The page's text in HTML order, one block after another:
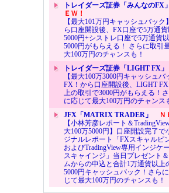
トレイダーズ証券「みんなのFX」
ＥＷ！
【最大101万円キャッシュバッ
ら口座開設後、FX口座で5万通
5000円+シストレ口座で5万通貨
5000円がもらえる！ さらに取引
大100万円のチャンスも！
トレイダーズ証券「LIGHT FX」
【最大100万3000円キャッシュバ
FX！から口座開設後、LIGHT
上の取引で3000円がもらえる！
に応じて最大100万円のチャンス
JFX「MATRIX TRADER」
Ｎ
【小林芳彦レポート＆
大100万5000円】口座開設完了で
ジナルレポート「FXスキャルピ
およびTradingView専用インジケ
スキャインジ」当日プレゼント
ムからの申込と合計1万通貨以上
5000円キャッシュバック！さら
じて最大100万円のチャンスも！